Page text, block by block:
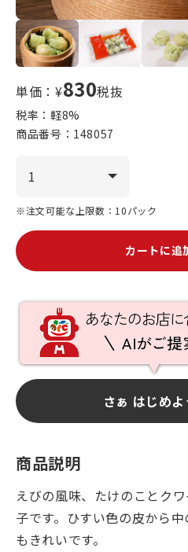
単価：¥830税抜
税率：軽8%
商品番号： 148057
※注文可能な上限数：10パック
カートに追
さぁ はじめ
商品説明
えびの風味、たけのことク
子です。ひすい色の皮から
もきれいです。